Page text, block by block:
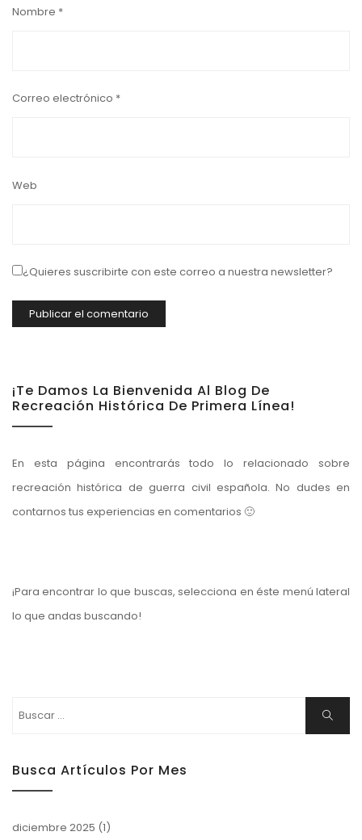
Nombre *
Correo electrónico *
Web
¿Quieres suscribirte con este correo a nuestra newsletter?
¡Te Damos La Bienvenida Al Blog De
Recreación Histórica De Primera Línea!
En esta página encontrarás todo lo relacionado sobre
recreación histórica de guerra civil española. No dudes en
contarnos tus experiencias en comentarios 🙂
¡Para encontrar lo que buscas, selecciona en éste menú lateral
lo que andas buscando!
Buscar
Busca Artículos Por Mes
diciembre 2025 (1)